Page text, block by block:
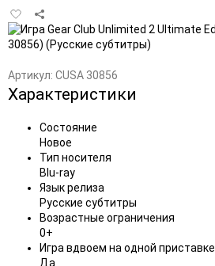
Добавить
в
избранное
Артикул: CUSA 30856
Характеристики
Состояние
Новое
Тип носителя
Blu-ray
Язык релиза
Русские субтитры
Возрастные ограничения
0+
Игра вдвоем на одной приставке
Да